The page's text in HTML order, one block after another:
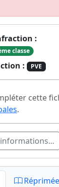
:
classe
: PVE
cette
.